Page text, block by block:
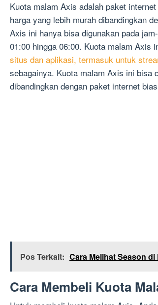
Kuota malam Axis adalah paket
harga yang lebih murah dibandingkan
Axis ini hanya bisa digunakan pada
01:00 hingga 06:00. Kuota malam Axis
situs dan aplikasi, termasuk untuk
sebagainya. Kuota malam Axis ini bisa
dibandingkan dengan paket internet
Pos Terkait: Cara Melihat Season
Cara Membeli Kuota